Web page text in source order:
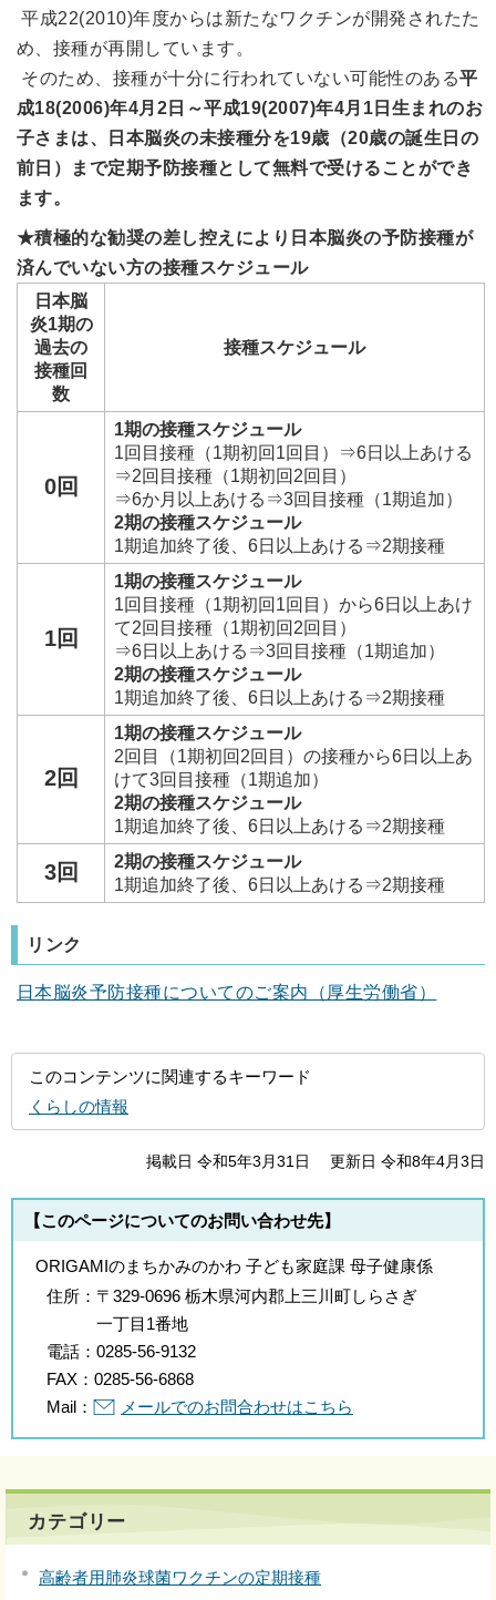
平成22(2010)年度からは新たなワクチンが開発されたた
め、接種が再開しています。
そのため、接種が十分に行われていない可能性のある平
成18(2006)年4月2日～平成19(2007)年4月1日生まれのお
子さまは、日本脳炎の未接種分を19歳（20歳の誕生日の
前日）まで定期予防接種として無料で受けることができ
ます。
★積極的な勧奨の差し控えにより日本脳炎の予防接種が
済んでいない方の接種スケジュール
日本脳
炎1期の
過去の
接種回
数
接種スケジュール
0回
1期の接種スケジュール
1回目接種（1期初回1回目）⇒6日以上あける
⇒2回目接種（1期初回2回目）
⇒6か月以上あける⇒3回目接種（1期追加）
2期の接種スケジュール
1期追加終了後、6日以上あける⇒2期接種
1回
1期の接種スケジュール
1回目接種（1期初回1回目）から6日以上あけ
て2回目接種（1期初回2回目）
⇒6日以上あける⇒3回目接種（1期追加）
2期の接種スケジュール
1期追加終了後、6日以上あける⇒2期接種
2回
1期の接種スケジュール
2回目（1期初回2回目）の接種から6日以上あ
けて3回目接種（1期追加）
2期の接種スケジュール
1期追加終了後、6日以上あける⇒2期接種
3回
2期の接種スケジュール
1期追加終了後、6日以上あける⇒2期接種
リンク
日本脳炎予防接種についてのご案内（厚生労働省）
このコンテンツに関連するキーワード
くらしの情報
掲載日 令和5年3月31日 更新日 令和8年4月3日
【このページについてのお問い合わせ先】
ORIGAMIのまちかみのかわ 子ども家庭課 母子健康係
住所： 〒329-0696 栃木県河内郡上三川町しらさぎ
一丁目1番地
電話： 0285-56-9132
FAX： 0285-56-6868
Mail：
メールでのお問合わせはこちら
カテゴリー
高齢者用肺炎球菌ワクチンの定期接種